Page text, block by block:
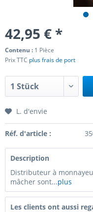
42,95 € *
Contenu : 1 Pièce
Prix TTC plus frais de port
L. d'envie
Réf. d'article :
Description
Distributeur à
mâcher sont...plus
Les clients ont aussi